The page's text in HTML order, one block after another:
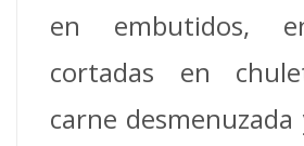
en embutidos,
cortadas en
carne